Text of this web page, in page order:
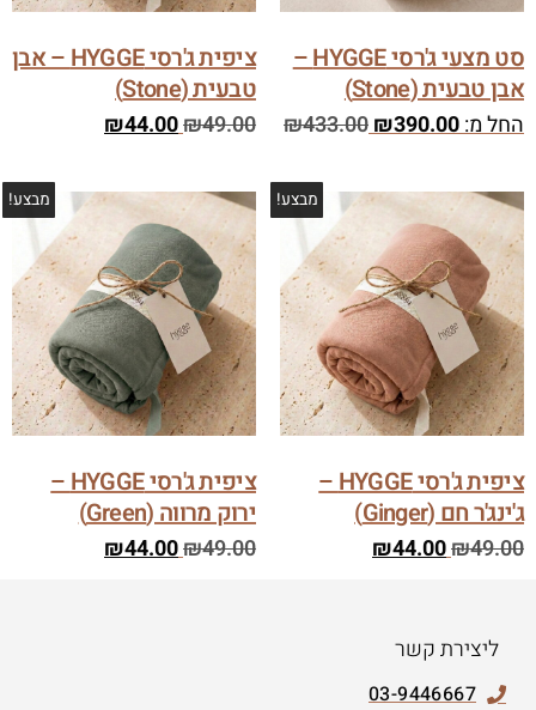
סט מצעי ג'רסי HYGGE –
אבן טבעית (Stone)
החל מ: ₪390.00
₪433.00
ציפית ג'רסי HYGGE – אבן
טבעית (Stone)
₪49.00
₪44.00
מבצע!
ציפית ג'רסי HYGGE –
ג'ינג'ר חם (Ginger)
₪49.00
₪44.00
מבצע!
ציפית ג'רסי HYGGE –
ירוק מרווה (Green)
₪49.00
₪44.00
ליצירת קשר
03-9446667